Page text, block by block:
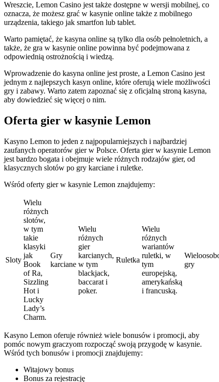
Wreszcie, Lemon Casino jest także dostępne w wersji mobilnej, co
oznacza, że możesz grać w kasynie online także z mobilnego
urządzenia, takiego jak smartfon lub tablet.
Warto pamiętać, że kasyna online są tylko dla osób pełnoletnich, a
także, że gra w kasynie online powinna być podejmowana z
odpowiednią ostrożnością i wiedzą.
Wprowadzenie do kasyna online jest proste, a Lemon Casino jest
jednym z najlepszych kasyn online, które oferują wiele możliwości
gry i zabawy. Warto zatem zapoznać się z oficjalną stroną kasyna,
aby dowiedzieć się więcej o nim.
Oferta gier w kasynie Lemon
Kasyno Lemon to jeden z najpopularniejszych i najbardziej
zaufanych operatorów gier w Polsce. Oferta gier w kasynie Lemon
jest bardzo bogata i obejmuje wiele różnych rodzajów gier, od
klasycznych slotów po gry karciane i ruletke.
Wśród oferty gier w kasynie Lemon znajdujemy:
Sloty
Wielu
różnych
slotów,
w tym
takie
klasyki
jak
Book
of Ra,
Sizzling
Hot i
Lucky
Lady’s
Charm.
Gry
karciane
Wielu
różnych
gier
karcianych,
w tym
blackjack,
baccarat i
poker.
Ruletka
Wielu
różnych
wariantów
ruletki, w
tym
europejską,
amerykańską
i francuską.
gry
Kasyno Lemon oferuje również wiele bonusów i promocji, aby
pomóc nowym graczyom rozpocząć swoją przygodę w kasynie.
Wśród tych bonusów i promocji znajdujemy:
Witajowy bonus
Bonus za rejestrację